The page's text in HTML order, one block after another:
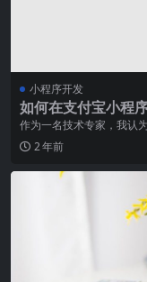
小程序开发
如何在支付宝小程
现用户授权登录？
作为一名技术专家，我认
宝小程序中实现用户授权登
重要，因为这将为用户
2 年前